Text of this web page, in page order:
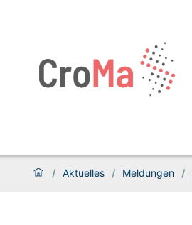
/ Aktuelles / Meldungen /